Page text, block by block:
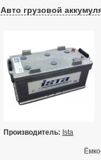
Авто грузовой
Производитель: Ista